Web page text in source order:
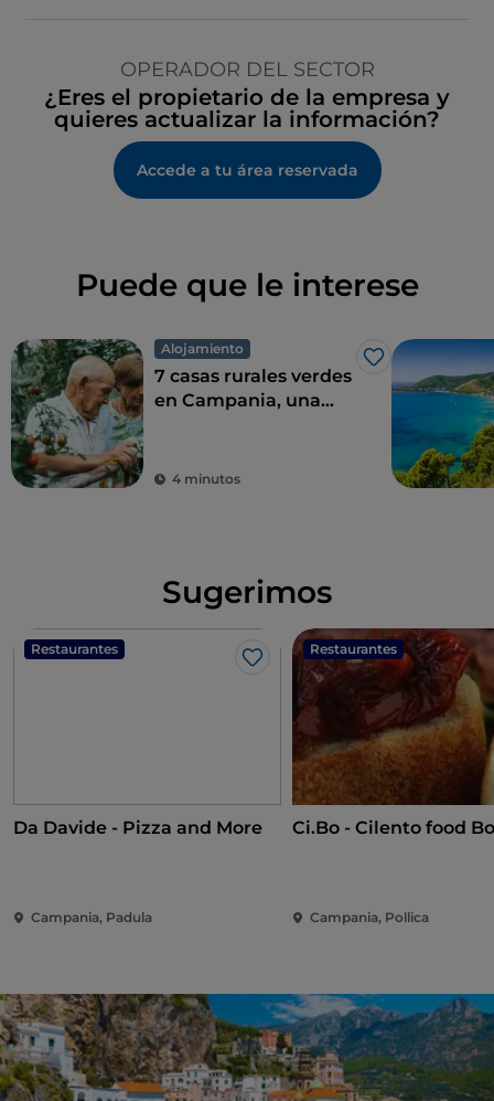
OPERADOR DEL SECTOR
¿Eres el propietario de la empresa y
quieres actualizar la información?
Accede a tu área reservada
Puede que le interese
Alojamiento
Me gusta
7 casas rurales verdes
en Campania, una
y sabor
4 minutos
Sugerimos
Restaurantes
Me gusta
Da Davide - Pizza and More
Campania, Padula
Restaurantes
Ci.Bo - Cilento food
Campania, Pollica